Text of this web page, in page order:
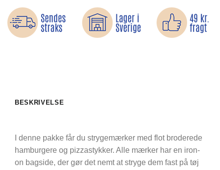
BESKRIVELSE
I denne pakke får du strygemærker med flot broderede
hamburgere og pizzastykker. Alle mærker har en iron-
on bagside, der gør det nemt at stryge dem fast på tøj